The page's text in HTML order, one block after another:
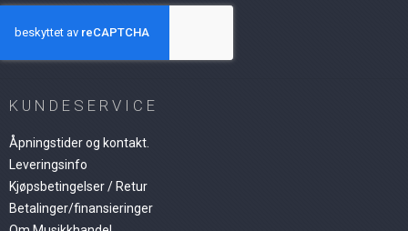
KUNDESERVICE
Åpningstider og kontakt.
Leveringsinfo
Kjøpsbetingelser / Retur
Betalinger/finansieringer